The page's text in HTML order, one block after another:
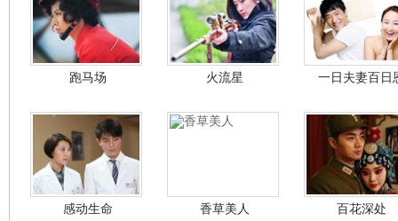
跑马场 火流星 一日夫妻百日
感动生命 香草美人 百花深处